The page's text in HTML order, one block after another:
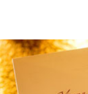
меню ежедневно 8 вида
видов горячих блюд, 4